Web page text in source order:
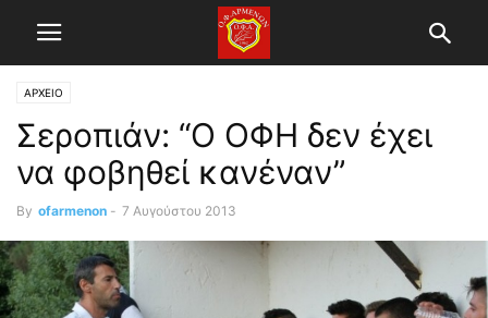
ΑΡΧΕΙΟ
Σεροπιάν: “Ο ΟΦΗ δεν έχει
να φοβηθεί κανέναν”
By ofarmenon - 7 Αυγούστου 2013